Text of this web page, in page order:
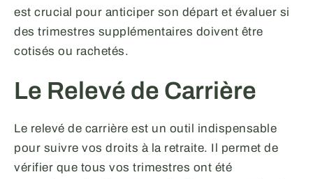
est crucial pour anticiper son départ et évaluer si
des trimestres supplémentaires doivent être
cotisés ou rachetés.
Le Relevé de Carrière
Le relevé de carrière est un outil indispensable
pour suivre vos droits à la retraite. Il permet de
vérifier que tous vos trimestres ont été